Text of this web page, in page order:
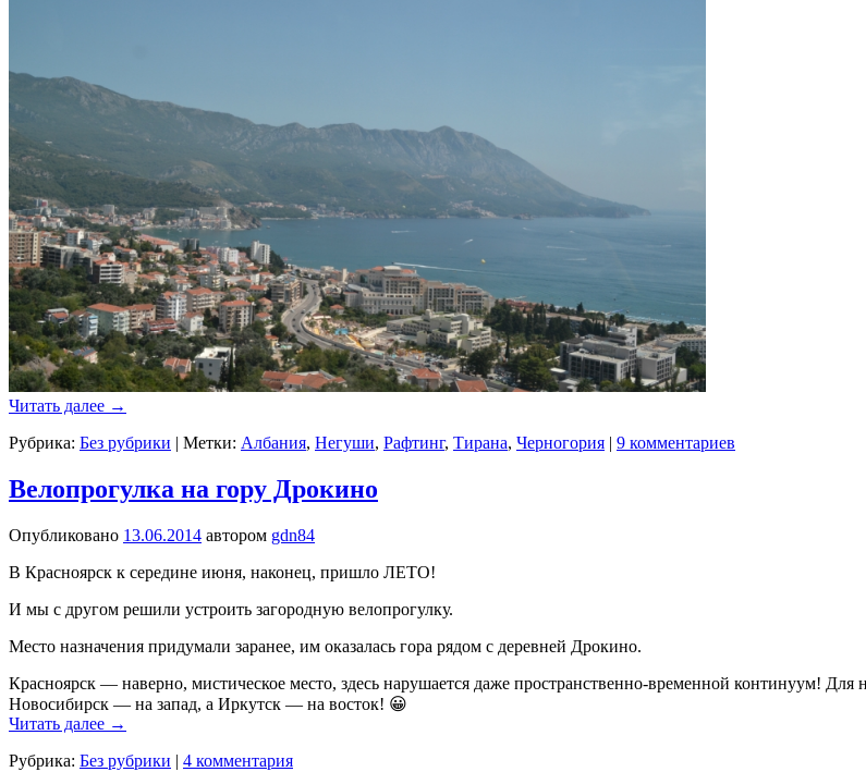
Читать далее →
Рубрика: Без рубрики | Метки: Албания, Негуши, Рафтинг, Тирана, Черногория | 9 комментариев
Велопрогулка на гору Дрокино
Опубликовано 13.06.2014 автором gdn84
В Красноярск к середине июня, наконец, пришло ЛЕТО!
И мы с другом решили устроить загородную велопрогулку.
Место назначения придумали заранее, им оказалась гора рядом с деревней Дрокино.
Красноярск — наверно, мистическое место, здесь нарушается даже пространственно-временной континуум!
Новосибирск — на запад, а Иркутск — на восток! 😀
Читать далее →
Рубрика: Без рубрики | 4 комментария